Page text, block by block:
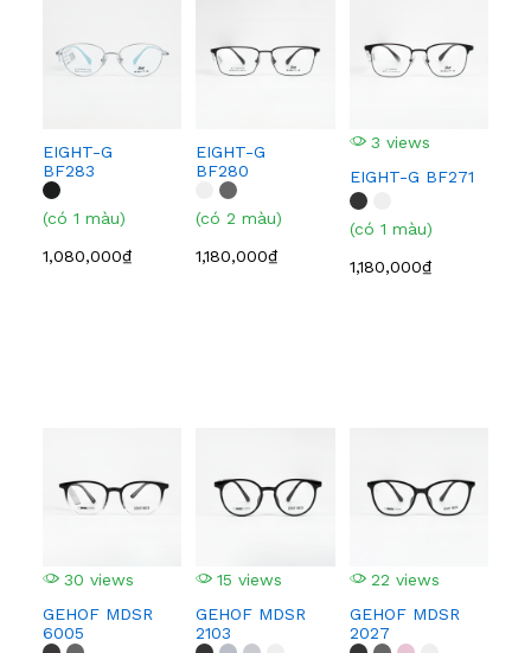
EIGHT-G
BF283
(có 1 màu)
1,080,000₫
EIGHT-G
BF280
(có 2 màu)
1,180,000₫
3 views
EIGHT-G BF271
(có 1 màu)
1,180,000₫
30 views
GEHOF MDSR
6005
15 views
GEHOF MDSR
2103
22 views
GEHOF MDSR
2027